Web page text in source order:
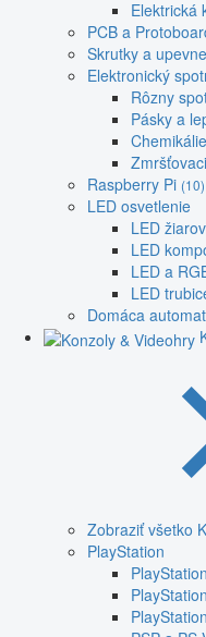
Elektrická
PCB a
Skrutky a
Elektronický
Rôzny
Pásky a
Raspberry Pi (10)
LED osvetlenie
LED
LED
LED a
LED
Domáca
Zobraziť všetko
PlayStation